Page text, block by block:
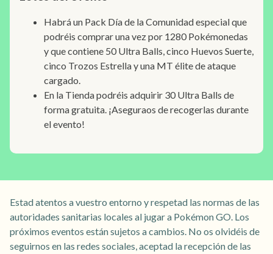
Habrá un Pack Día de la Comunidad especial que
podréis comprar una vez por 1280 Pokémonedas
y que contiene 50 Ultra Balls, cinco Huevos Suerte,
cinco Trozos Estrella y una MT élite de ataque
cargado.
En la Tienda podréis adquirir 30 Ultra Balls de
forma gratuita. ¡Aseguraos de recogerlas durante
el evento!
Estad atentos a vuestro entorno y respetad las normas de las
autoridades sanitarias locales al jugar a Pokémon GO. Los
próximos eventos están sujetos a cambios. No os olvidéis de
seguirnos en las redes sociales, aceptad la recepción de las